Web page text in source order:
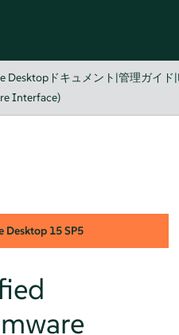
Desktopドキュメント |管理ガイド|
Interface)
Desktop 15 SP5